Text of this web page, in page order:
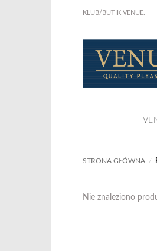
KLUB/BUTIK VENUE.
STRONA GŁÓWNA /
Nie znaleziono
NOWA KSIĄŻKA Joanny